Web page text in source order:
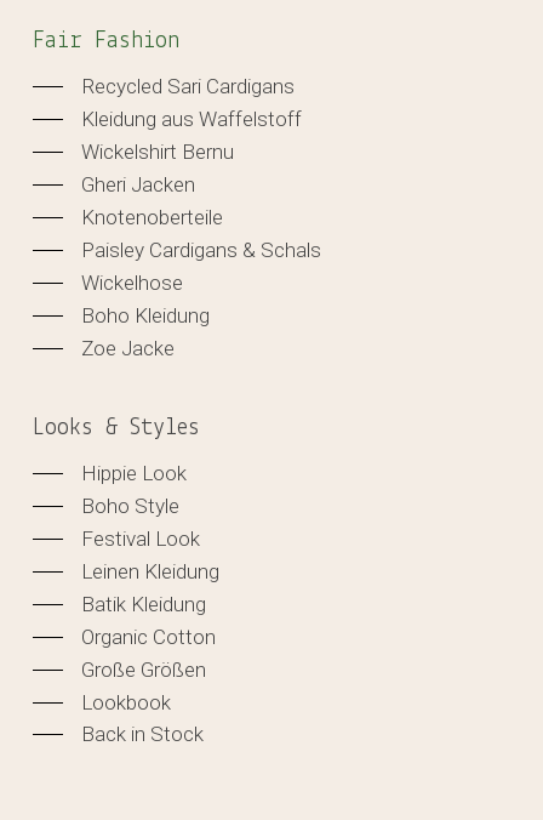
Fair Fashion
Recycled Sari Cardigans
Kleidung aus Waffelstoff
Wickelshirt Bernu
Gheri Jacken
Knotenoberteile
Paisley Cardigans & Schals
Wickelhose
Boho Kleidung
Zoe Jacke
Looks & Styles
Hippie Look
Boho Style
Festival Look
Leinen Kleidung
Batik Kleidung
Organic Cotton
Große Größen
Lookbook
Back in Stock